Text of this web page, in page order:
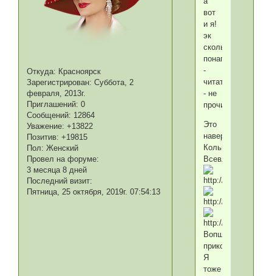
Откуда: Красноярск
Зарегистрирован: Суббота, 2
февраля, 2013г.
Приглашений: 0
Сообщений: 12864
Уважение: +13822
Позитив: +19815
Пол: Женский
Провел на форуме:
3 месяца 8 дней
Последний визит:
Пятница, 25 октября, 2019г. 07:54:13
вот
и я!
эк
сколько
понаписали
-
читать
- не
прочитать!
Это
наверное
Кольцо
Всевластья
Вопще
прикольно.
Я
тоже